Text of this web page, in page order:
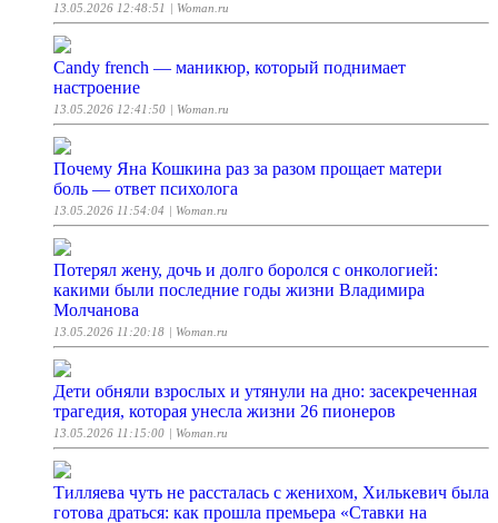
13.05.2026 12:48:51 | Woman.ru
Candy french — маникюр, который поднимает
настроение
13.05.2026 12:41:50 | Woman.ru
Почему Яна Кошкина раз за разом прощает матери
боль — ответ психолога
13.05.2026 11:54:04 | Woman.ru
Потерял жену, дочь и долго боролся с онкологией:
какими были последние годы жизни Владимира
Молчанова
13.05.2026 11:20:18 | Woman.ru
Дети обняли взрослых и утянули на дно: засекреченная
трагедия, которая унесла жизни 26 пионеров
13.05.2026 11:15:00 | Woman.ru
Тилляева чуть не рассталась с женихом, Хилькевич была
готова драться: как прошла премьера «Ставки на